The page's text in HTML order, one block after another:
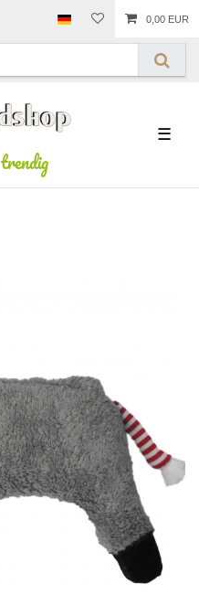
0,00 EUR
trendig
☰